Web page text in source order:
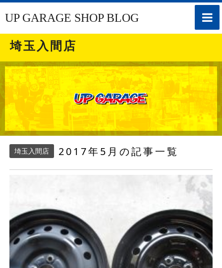
toggle
UP GARAGE SHOP BLOG
埼玉入間店
埼玉入間店 2017年5月の記事一覧